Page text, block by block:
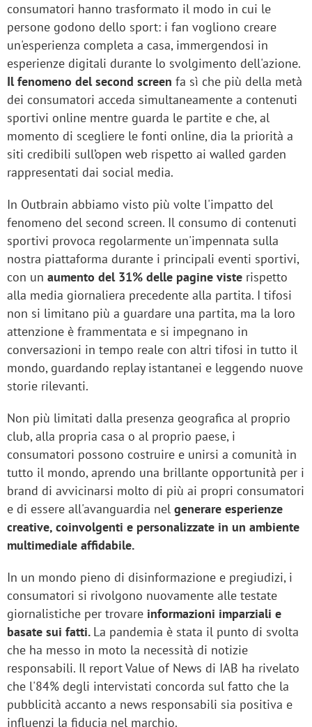
consumatori hanno trasformato il modo in cui le
persone godono dello sport: i fan vogliono creare
un'esperienza completa a casa, immergendosi in
esperienze digitali durante lo svolgimento dell'azione.
Il fenomeno del second screen fa sì che più della metà
dei consumatori acceda simultaneamente a contenuti
sportivi online mentre guarda le partite e che, al
momento di scegliere le fonti online, dia la priorità a
siti credibili sull’open web rispetto ai walled garden
rappresentati dai social media.
In Outbrain abbiamo visto più volte l'impatto del
fenomeno del second screen. Il consumo di contenuti
sportivi provoca regolarmente un'impennata sulla
nostra piattaforma durante i principali eventi sportivi,
con un aumento del 31% delle pagine viste rispetto
alla media giornaliera precedente alla partita. I tifosi
non si limitano più a guardare una partita, ma la loro
attenzione è frammentata e si impegnano in
conversazioni in tempo reale con altri tifosi in tutto il
mondo, guardando replay istantanei e leggendo nuove
storie rilevanti.
Non più limitati dalla presenza geografica al proprio
club, alla propria casa o al proprio paese, i
consumatori possono costruire e unirsi a comunità in
tutto il mondo, aprendo una brillante opportunità per i
brand di avvicinarsi molto di più ai propri consumatori
e di essere all'avanguardia nel generare esperienze
creative, coinvolgenti e personalizzate in un ambiente
multimediale affidabile.
In un mondo pieno di disinformazione e pregiudizi, i
consumatori si rivolgono nuovamente alle testate
giornalistiche per trovare informazioni imparziali e
basate sui fatti. La pandemia è stata il punto di svolta
che ha messo in moto la necessità di notizie
responsabili. Il report Value of News di IAB ha rivelato
che l'84% degli intervistati concorda sul fatto che la
pubblicità accanto a news responsabili sia positiva e
influenzi la fiducia nel marchio.